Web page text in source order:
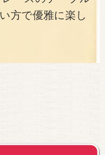
方で優雅に楽し